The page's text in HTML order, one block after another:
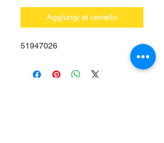
Aggiungi al carrello
51947026